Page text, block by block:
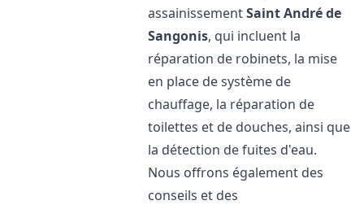
assainissementSaint André de
Sangonis, qui incluent la
réparation de robinets, la mise
en place de système de
chauffage, la réparation de
toilettes et de douches, ainsi que
la détection de fuites d'eau.
Nous offrons également des
conseils et des